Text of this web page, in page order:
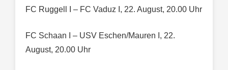
FC Ruggell I – FC Vaduz I, 22. August, 20.00 Uhr
FC Schaan I – USV Eschen/Mauren I, 22.
August, 20.00 Uhr